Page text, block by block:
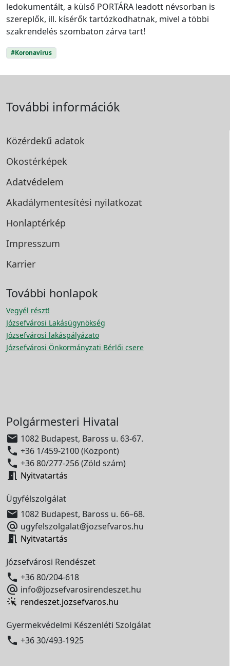
ledokumentált, a külső PORTÁRA leadott névsorban is
szereplők, ill. kísérők tartózkodhatnak, mivel a többi
szakrendelés szombaton zárva tart!
#Koronavírus
További információk
Közérdekű adatok
Okostérképek
Adatvédelem
Akadálymentesítési nyilatkozat
Honlaptérkép
Impresszum
Karrier
További honlapok
Vegyél részt!
Józsefvárosi Lakásügynökség
Józsefvárosi lakáspályázato
Józsefvárosi Önkormányzati Bérlői csere
Polgármesteri Hivatal
 1082 Budapest, Baross u. 63-67.
 +36 1/459-2100 (Központ)
 +36 80/277-256 (Zöld szám)
 Nyitvatartás
Ügyfélszolgálat
 1082 Budapest, Baross u. 66–68.
 ugyfelszolgalat@jozsefvaros.hu
 Nyitvatartás
Józsefvárosi Rendészet
 +36 80/204-618
 info@jozsefvarosirendeszet.hu
rendeszet.jozsefvaros.hu
Gyermekvédelmi Készenléti Szolgálat
 +36 30/493-1925